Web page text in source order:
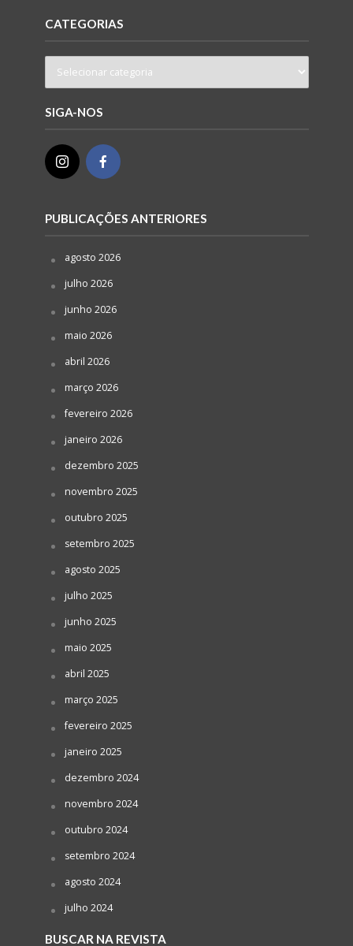
CATEGORIAS
SIGA-NOS
PUBLICAÇÕES ANTERIORES
agosto 2026
julho 2026
junho 2026
maio 2026
abril 2026
março 2026
fevereiro 2026
janeiro 2026
dezembro 2025
novembro 2025
outubro 2025
setembro 2025
agosto 2025
julho 2025
junho 2025
maio 2025
abril 2025
março 2025
fevereiro 2025
janeiro 2025
dezembro 2024
novembro 2024
outubro 2024
setembro 2024
agosto 2024
julho 2024
BUSCAR NA REVISTA